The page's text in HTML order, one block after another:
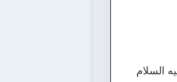
السلام